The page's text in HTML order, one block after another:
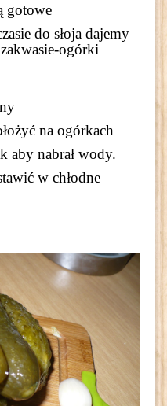
gotowe
do słoja dajemy
ogórki
na ogórkach
aby nabrał wody.
w chłodne